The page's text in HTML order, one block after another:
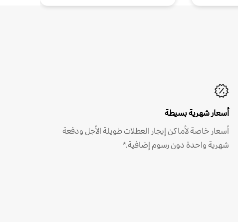
أسعار شهرية بسيطة
أسعار خاصة لأماكن إيجار العطلات طويلة الأجل ودفعة
شهرية واحدة دون رسوم إضافية.*